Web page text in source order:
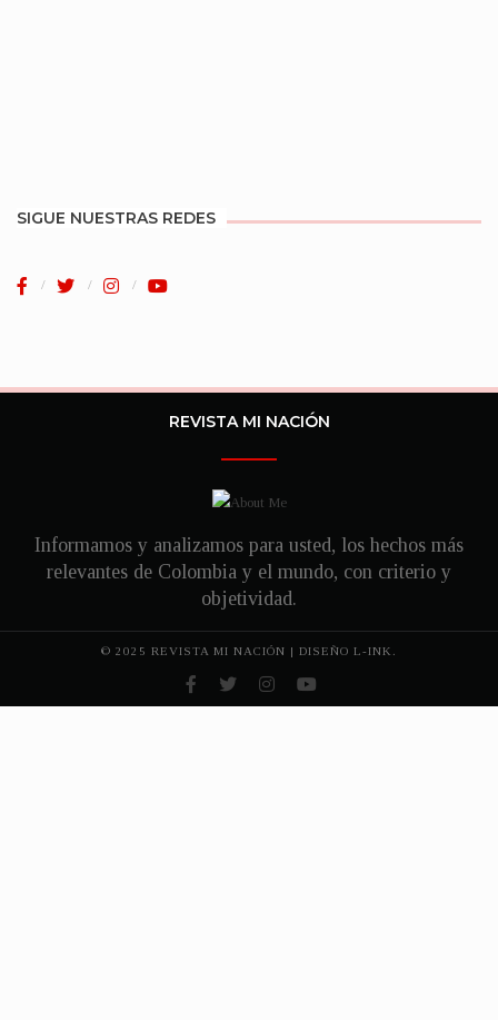
SIGUE NUESTRAS REDES
REVISTA MI NACIÓN
Informamos y analizamos para usted, los hechos más
relevantes de Colombia y el mundo, con criterio y
objetividad.
© 2025 REVISTA MI NACIÓN | DISEÑO L-INK.